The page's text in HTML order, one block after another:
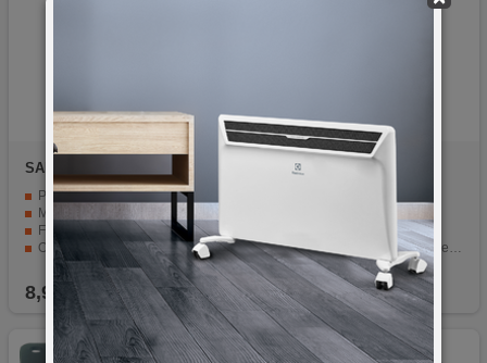
SAL
PIEZO tehnologija za vrhunski zvuk
Muzička snaga 300W pri 4 Ohmu
Frekventni opseg 2000-20000 Hz
Osjetljivost 90 dB za nisku jačinu
Dimenzije 187x87mm za jednostavnu ugradnju
8,90 KM
SAL PAX 225
Masivna zaštitna mrežasta rešetka
Dimenzije 350 / 270 x 920 x 340 mm
219,90KM